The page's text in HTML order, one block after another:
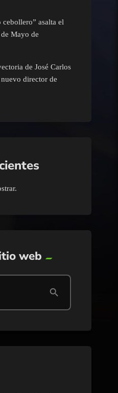
asalta el
Mayo de
de José Carlos
director de
web
search